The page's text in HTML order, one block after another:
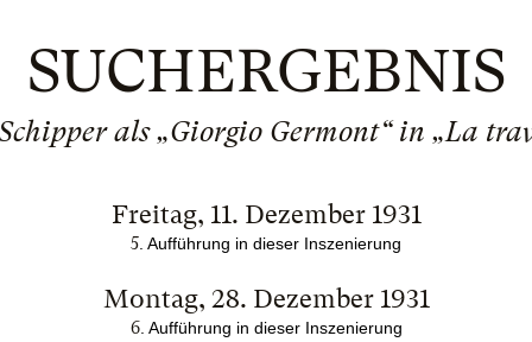
SUCHERGEBNIS
als „Giorgio Germont“ in „La
Freitag, 11. Dezember 1931
5 . Aufführung in dieser Inszenierung
Montag, 28. Dezember 1931
6. Aufführung in dieser Inszenierung